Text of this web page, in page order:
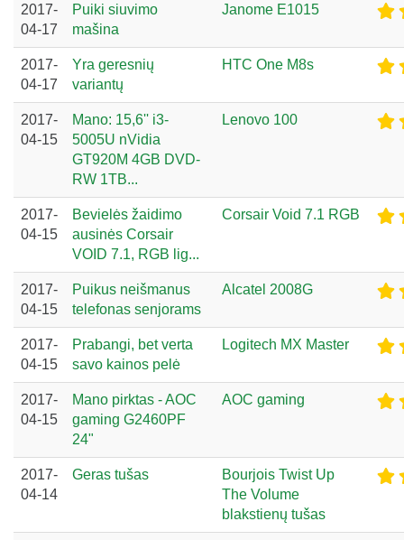
2017-
04-17
Puiki siuvimo
mašina
Janome E1015
2017-
04-17
Yra geresnių
variantų
HTC One M8s
2017-
04-15
Mano: 15,6'' i3-
5005U nVidia
GT920M 4GB DVD-
RW 1TB...
Lenovo 100
2017-
04-15
Bevielės žaidimo
ausinės Corsair
VOID 7.1, RGB lig...
Corsair Void 7.1 RGB
2017-
04-15
Puikus neišmanus
telefonas senjorams
Alcatel 2008G
2017-
04-15
Prabangi, bet verta
savo kainos pelė
Logitech MX Master
2017-
04-15
Mano pirktas - AOC
gaming G2460PF
24"
AOC gaming
2017-
04-14
Geras tušas
Bourjois Twist Up
The Volume
blakstienų tušas